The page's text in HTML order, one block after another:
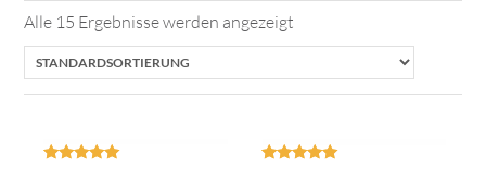
Alle 15 Ergebnisse werden angezeigt